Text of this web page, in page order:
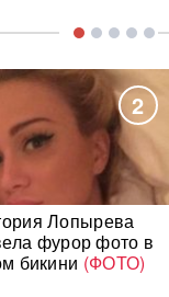
2
Лопырева
фурор фото в
бикини (ФОТО)